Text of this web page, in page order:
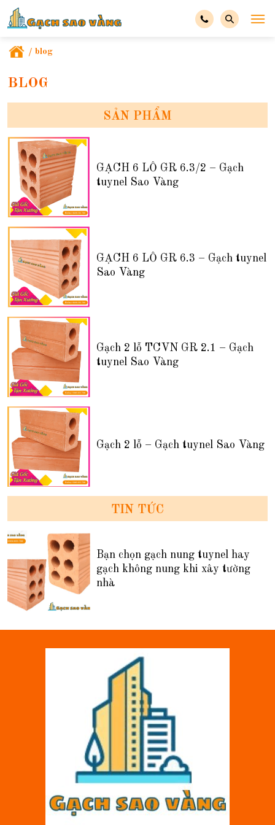
/ blog
BLOG
SẢN PHẨM
GẠCH 6 LỖ GR 6.3/2 – Gạch
tuynel Sao Vàng
GẠCH 6 LỖ GR 6.3 – Gạch tuynel
Sao Vàng
Gạch 2 lỗ TCVN GR 2.1 – Gạch
tuynel Sao Vàng
Gạch 2 lỗ – Gạch tuynel Sao Vàng
TIN TỨC
Bạn chọn gạch nung tuynel hay
gạch không nung khi xây tường
nhà